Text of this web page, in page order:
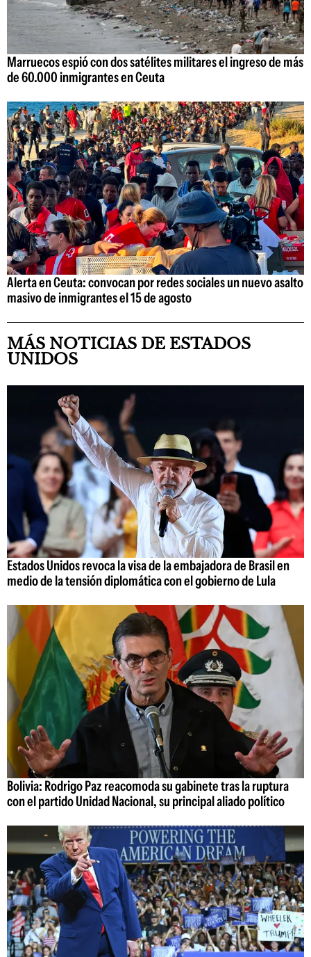
Marruecos espió con dos satélites militares el ingreso de más
de 60.000 inmigrantes en Ceuta
Alerta en Ceuta: convocan por redes sociales un nuevo asalto
masivo de inmigrantes el 15 de agosto
MÁS NOTICIAS DE ESTADOS
UNIDOS
Estados Unidos revoca la visa de la embajadora de Brasil en
medio de la tensión diplomática con el gobierno de Lula
Bolivia: Rodrigo Paz reacomoda su gabinete tras la ruptura
con el partido Unidad Nacional, su principal aliado político